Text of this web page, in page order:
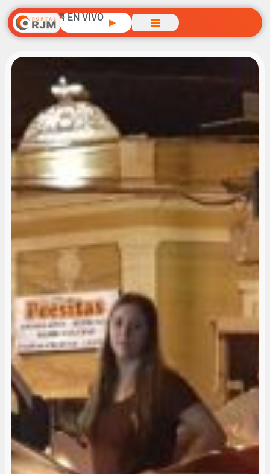
🎙️ EN VIVO ▶